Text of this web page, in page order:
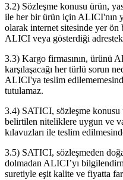
3.2) Sözleşme konusu ürün,
ile her bir ürün için ALICI'nın
olarak internet sitesinde yer
ALICI veya gösterdiği
3.3) Kargo firmasının, ürünü
karşılaşacağı her türlü sorun
ALICI'ya teslim
tutulamaz.
3.4) SATICI, sözleşme konusu
belirtilen niteliklere uygun ve
kılavuzları ile teslim
3.5) SATICI, sözleşmeden
dolmadan ALICI’yı
suretiyle eşit kalite ve fiyatta